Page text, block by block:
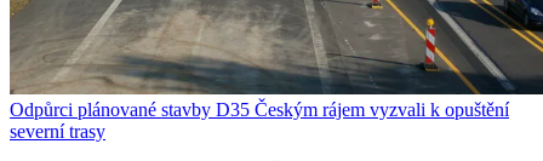
Odpůrci plánované stavby D35 Českým rájem vyzvali k opuštění
severní trasy